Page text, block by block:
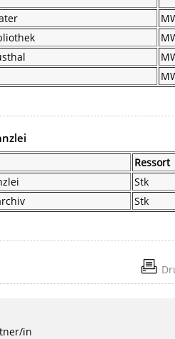
Ressort
Stk
Stk
in